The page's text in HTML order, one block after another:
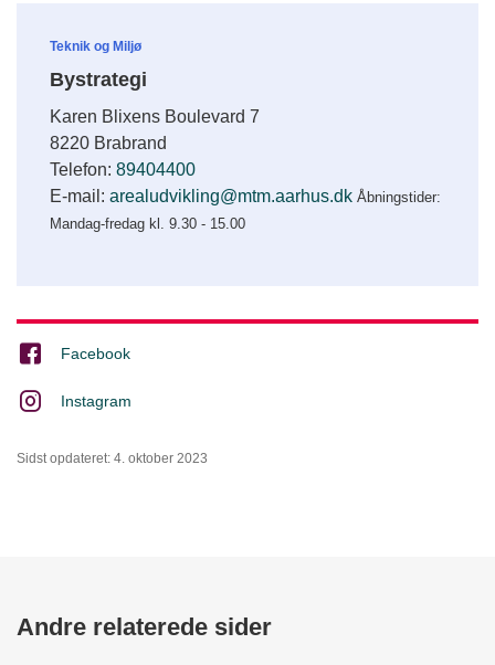
Teknik og Miljø
Bystrategi
Karen Blixens Boulevard 7
8220 Brabrand
Telefon: 89404400
E-mail: arealudvikling@mtm.aarhus.dk Åbningstider:
Mandag-fredag kl. 9.30 - 15.00
Facebook
Instagram
Sidst opdateret: 4. oktober 2023
Andre relaterede sider